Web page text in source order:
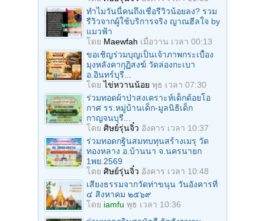
ทำไมวันนี้คนถึงเชื่อรีวิวน้อยลง? รวม
รีวิวจากผู้ใช้บริการจริง ญาณฮีลใจ by
แมวฟ้า
โดย Maewfah เมื่อวาน เวลา 00:13
ขอเชิญร่วมบุญเป็นเจ้าภาพกระเบื้อง
มุงหลังคากุฏิสงฆ์ วัดล่องกะเบา
อ.อินทร์บุรี...
โดยไข่หวานน้อย พุธ เวลา 07:30
ร่วมทอดผ้าป่าสงเคราะห์เด็กด้อยโอ
กาศ รร.หมู่บ้านเด็ก-มูลนิธิเด็ก
กาญจนบุรี...
โดย ศิษย์รุ่นจิ๋ว อังคาร เวลา 10:37
ร่วมทอดกฐินสมทบทุนสร้างเมรุ วัด
ทองหลาง อ.บ้านนา จ.นครนายก
1พย.2569
โดย ศิษย์รุ่นจิ๋ว อังคาร เวลา 10:48
เสียงธรรมจากวัดท่าขนุน วันอังคารที่
๔ สิงหาคม ๒๕๖๙
โดย iamfu พุธ เวลา 10:36